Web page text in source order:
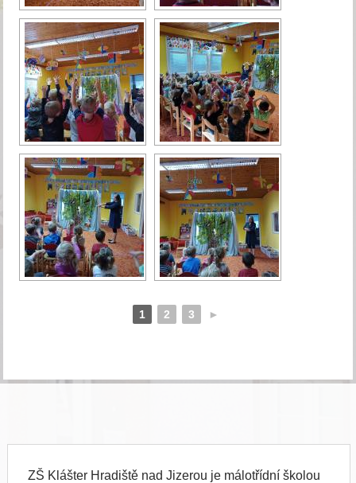
1 2 3 ►
ZŠ Klášter Hradiště nad Jizerou je málotřídní školou